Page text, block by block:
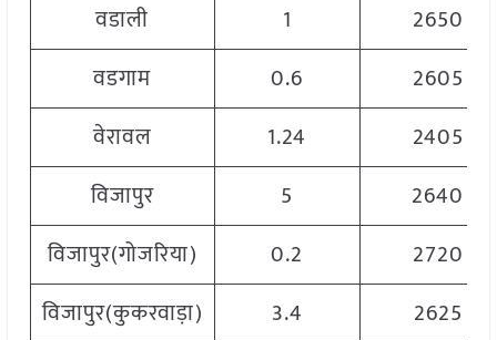
वडाली
1
2650
वडगाम
0.6
2605
वेरावल
1.24
2405
विजापुर
5
2640
विजापुर(गोजरिया)
0.2
2720
विजापुर(कुकरवाड़ा)
3.4
2625